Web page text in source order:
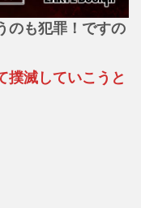
のも犯罪！ですの
撲滅していこうと